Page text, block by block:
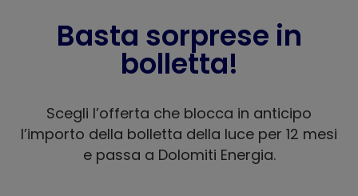
Basta sorprese in
bolletta!
Scegli l’offerta che blocca in anticipo
l’importo della bolletta della luce per 12 mesi
e passa a Dolomiti Energia.